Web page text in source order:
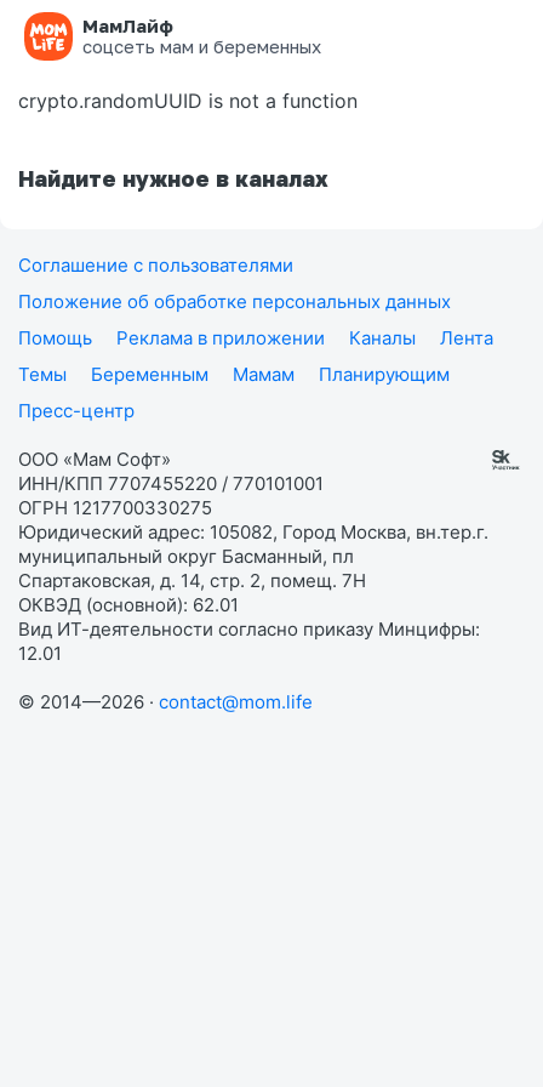
МамЛайф
соцсеть мам и беременных
Ошибка на странице
crypto.randomUUID is not a function
Найдите нужное в каналах
Соглашение с пользователями
Положение об обработке персональных данных
Помощь
Реклама в приложении Каналы
Лента
Темы
Беременным Мамам
Планирующим
Пресс-центр
ООО «Мам Софт»
ИНН/КПП 7707455220 / 770101001
ОГРН 1217700330275
Юридический адрес: 105082, Город Москва, вн.тер.г.
муниципальный округ Басманный, пл
Спартаковская, д. 14, стр. 2, помещ. 7Н
ОКВЭД (основной): 62.01
Вид ИТ-деятельности согласно приказу Минцифры:
12.01
© 2014—2026 · contact@mom.life